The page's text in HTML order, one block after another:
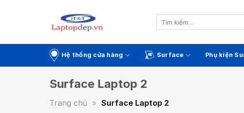
Hệ thống cửa hàng Surface Phụ kiện
Surface Laptop 2
Trang chủ » Surface Laptop 2